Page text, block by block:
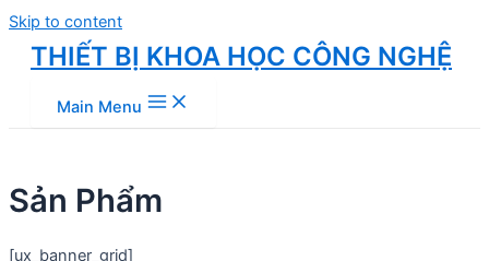
Skip to content
THIẾT BỊ KHOA HỌC CÔNG NGHỆ
Main Menu
Sản Phẩm
[ux_banner_grid]